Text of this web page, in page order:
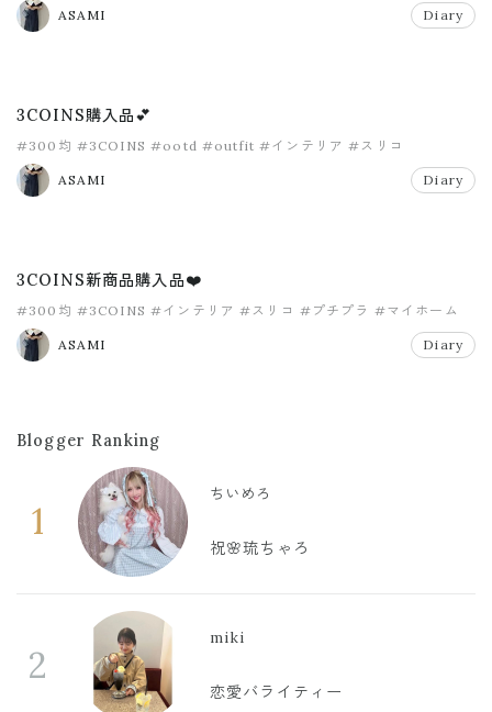
ASAMI Diary
3COINS購入品💕
#300均 #3COINS #ootd #outfit #インテリア #スリコ
ASAMI Diary
3COINS新商品購入品❤️
#300均 #3COINS #インテリア #スリコ #プチプラ #マイホーム
ASAMI Diary
Blogger Ranking
1
ちいめろ
祝🌸琉ちゃろ
2
miki
恋愛バライティー